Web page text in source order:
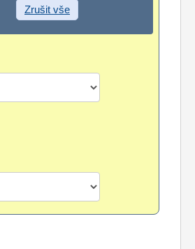
Zrušit vše